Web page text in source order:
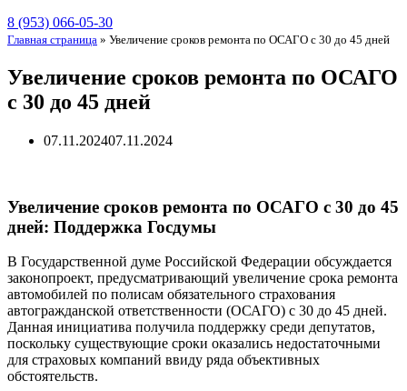
8 (953) 066-05-30
Главная страница » Увеличение сроков ремонта по ОСАГО с 30 до 45 дней
Увеличение сроков ремонта по ОСАГО
с 30 до 45 дней
07.11.202407.11.2024
Увеличение сроков ремонта по ОСАГО с 30 до 45
дней: Поддержка Госдумы
В Государственной думе Российской Федерации обсуждается
законопроект, предусматривающий увеличение срока ремонта
автомобилей по полисам обязательного страхования
автогражданской ответственности (ОСАГО) с 30 до 45 дней.
Данная инициатива получила поддержку среди депутатов,
поскольку существующие сроки оказались недостаточными
для страховых компаний ввиду ряда объективных
обстоятельств.